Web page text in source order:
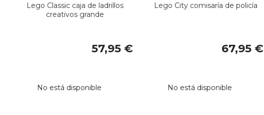
Lego Classic caja de ladrillos
creativos grande
57,95 €
No está disponible
Lego City comisaría de policía
67,95 €
No está disponible